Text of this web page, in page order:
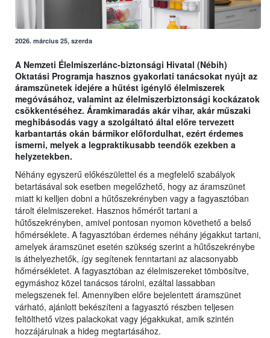
2026. március 25, szerda
A Nemzeti Élelmiszerlánc-biztonsági Hivatal (Nébih)
Oktatási Programja hasznos gyakorlati tanácsokat nyújt az
áramszünetek idejére a hűtést igénylő élelmiszerek
megóvásához, valamint az élelmiszerbiztonsági kockázatok
csökkentéséhez. Áramkimaradás akár vihar, akár műszaki
meghibásodás vagy a szolgáltató által előre tervezett
karbantartás okán bármikor előfordulhat, ezért érdemes
ismerni, melyek a legpraktikusabb teendők ezekben a
helyzetekben.
Néhány egyszerű előkészülettel és a megfelelő szabályok
betartásával sok esetben megelőzhető, hogy az áramszünet
miatt ki kelljen dobni a hűtőszekrényben vagy a fagyasztóban
tárolt élelmiszereket. Hasznos hőmérőt tartani a
hűtőszekrényben, amivel pontosan nyomon követhető a belső
hőmérséklete. A fagyasztóban érdemes néhány jégakkut tartani,
amelyek áramszünet esetén szükség szerint a hűtőszekrénybe
is áthelyezhetők, így segítenek fenntartani az alacsonyabb
hőmérsékletet. A fagyasztóban az élelmiszereket tömbösítve,
egymáshoz közel tanácsos tárolni, ezáltal lassabban
melegszenek fel. Amennyiben előre bejelentett áramszünet
várható, ajánlott bekészíteni a fagyasztó részben teljesen
feltölthető vizes palackokat vagy jégakkukat, amik szintén
hozzájárulnak a hideg megtartásához.